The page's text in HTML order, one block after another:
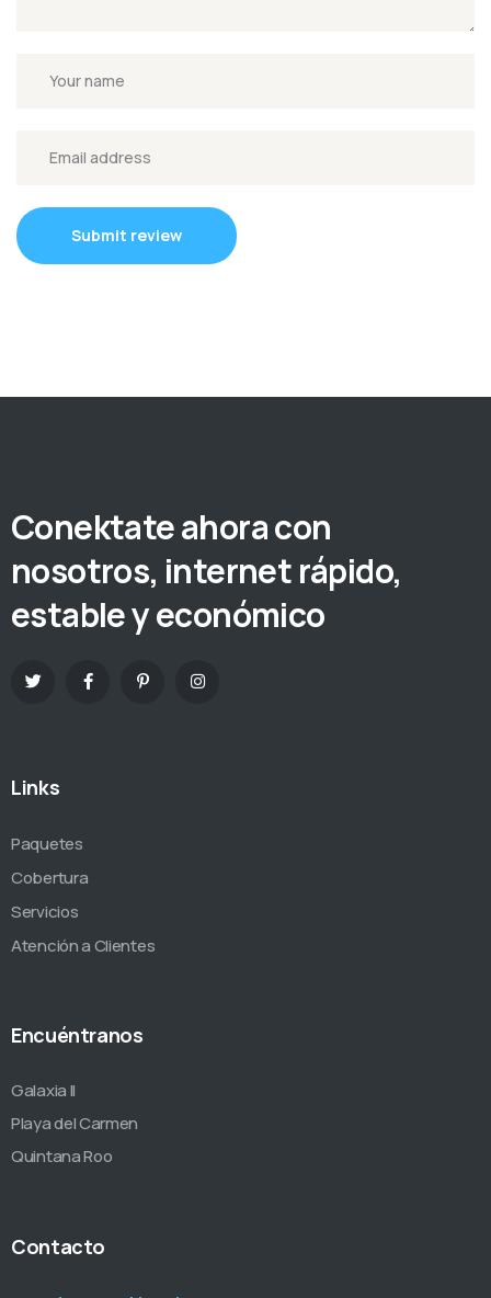
Submit review
Conektate ahora con
nosotros, internet rápido,
estable y económico
Links
Paquetes
Cobertura
Servicios
Atención a Clientes
Encuéntranos
Galaxia II
Playa del Carmen
Quintana Roo
Contacto